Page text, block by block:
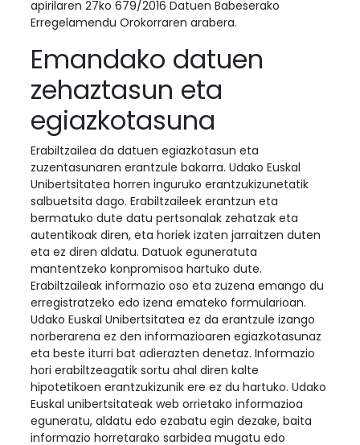
apirilaren 27ko 679/2016 Datuen Babeserako
Erregelamendu Orokorraren arabera.
Emandako datuen
zehaztasun eta
egiazkotasuna
Erabiltzailea da datuen egiazkotasun eta
zuzentasunaren erantzule bakarra. Udako Euskal
Unibertsitatea horren inguruko erantzukizunetatik
salbuetsita dago. Erabiltzaileek erantzun eta
bermatuko dute datu pertsonalak zehatzak eta
autentikoak diren, eta horiek izaten jarraitzen duten
eta ez diren aldatu. Datuok eguneratuta
mantentzeko konpromisoa hartuko dute.
Erabiltzaileak informazio oso eta zuzena emango du
erregistratzeko edo izena emateko formularioan.
Udako Euskal Unibertsitatea ez da erantzule izango
norberarena ez den informazioaren egiazkotasunaz
eta beste iturri bat adierazten denetaz. Informazio
hori erabiltzeagatik sortu ahal diren kalte
hipotetikoen erantzukizunik ere ez du hartuko. Udako
Euskal unibertsitateak web orrietako informazioa
eguneratu, aldatu edo ezabatu egin dezake, baita
informazio horretarako sarbidea mugatu edo